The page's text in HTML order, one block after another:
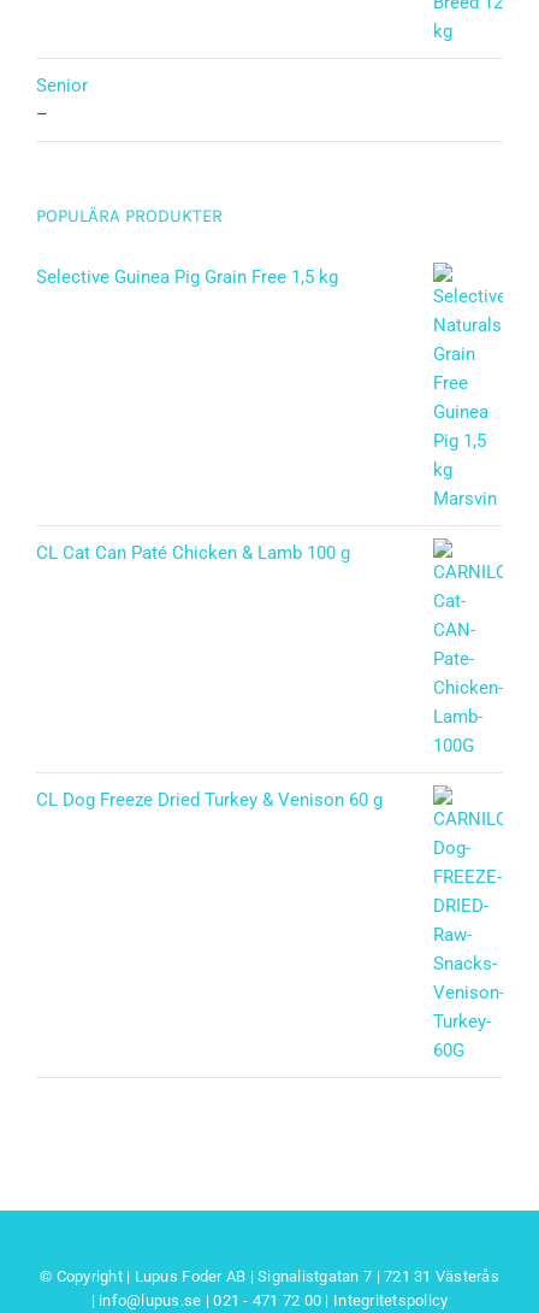
Senior
–
POPULÄRA PRODUKTER
Selective Guinea Pig Grain Free 1,5 kg
CL Cat Can Paté Chicken & Lamb 100 g
CL Dog Freeze Dried Turkey & Venison 60 g
© Copyright | Lupus Foder AB | Signalistgatan 7 | 721 31 Västerås
| info@lupus.se | 021 - 471 72 00 | Integritetspolicy